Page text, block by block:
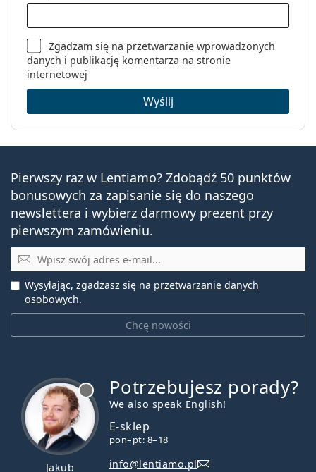
Zgadzam się na przetwarzanie wprowadzonych
danych i publikację komentarza na stronie
internetowej
Wyślij
Pierwszy raz w Lentiamo? Zdobądź 50 punktów
bonusowych za zapisanie się do naszego
newslettera i wybierz darmowy prezent przy
pierwszym zamówieniu.
E-mail
Chcę nowości
Wysyłając, zgadzasz się na przetwarzanie danych
osobowych.
Jakub
Potrzebujesz porady?
We also speak English!
E-sklep
pon–pt: 8–18
info@lentiamo.pl